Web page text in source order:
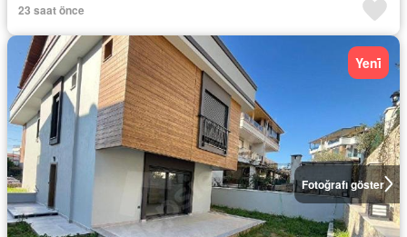
23 saat önce
Fotoğrafı göster
Yeni̇